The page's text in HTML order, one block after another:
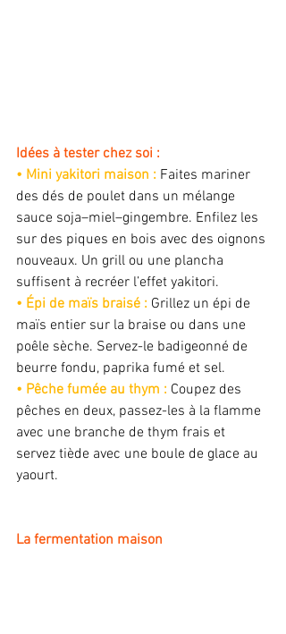
Idées à tester chez soi :
• Mini yakitori maison : Faites mariner
des dés de poulet dans un mélange
sauce soja–miel–gingembre. Enfilez les
sur des piques en bois avec des oignons
nouveaux. Un grill ou une plancha
suffisent à recréer l’effet yakitori.
• Épi de maïs braisé : Grillez un épi de
maïs entier sur la braise ou dans une
poêle sèche. Servez-le badigeonné de
beurre fondu, paprika fumé et sel.
• Pêche fumée au thym : Coupez des
pêches en deux, passez-les à la flamme
avec une branche de thym frais et
servez tiède avec une boule de glace au
yaourt.
La fermentation maison